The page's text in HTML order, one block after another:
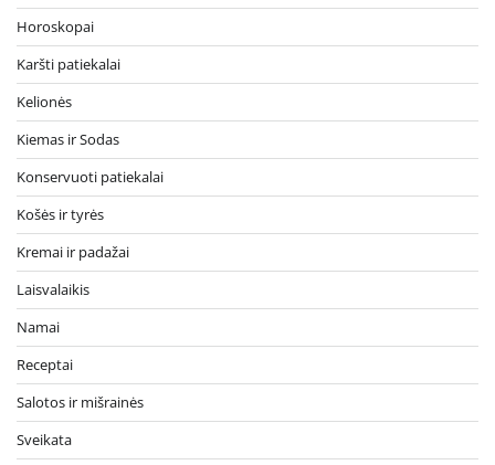
Horoskopai
Karšti patiekalai
Kelionės
Kiemas ir Sodas
Konservuoti patiekalai
Košės ir tyrės
Kremai ir padažai
Laisvalaikis
Namai
Receptai
Salotos ir mišrainės
Sveikata